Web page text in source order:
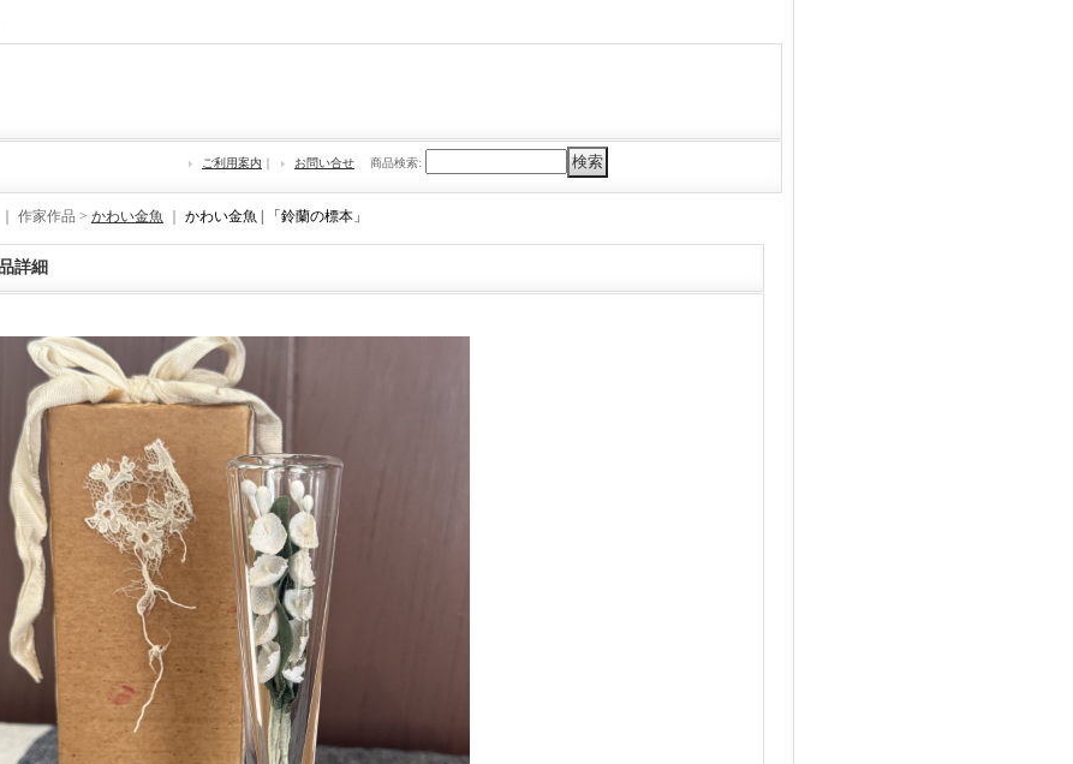
ご利用案内 ｜ お問い合せ 商品検索:
｜ 作家作品 > かわい金魚 かわい金魚 | 「鈴蘭の標本」
詳細